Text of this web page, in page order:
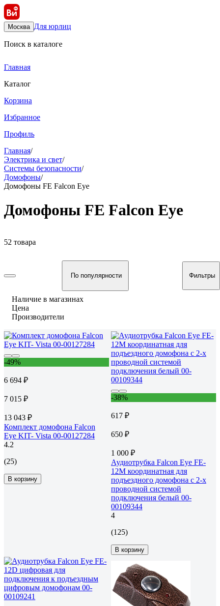
Москва Для юрлиц
Поиск в каталоге
Главная
Каталог
Корзина
Избранное
Профиль
Главная/
Электрика и свет/
Системы безопасности/
Домофоны/
Домофоны FE Falcon Eye
Домофоны FE Falcon Eye
52 товара
По популярности Фильтры
Наличие в магазинах
Цена
Производители
-49%
6 694 ₽
7 015 ₽
13 043 ₽
Комплект домофона Falcon
Eye KIT- Vista 00-00127284
4.2
(25)
В корзину
-38%
617 ₽
650 ₽
1 000 ₽
Аудиотрубка Falcon Eye FE-
12M координатная для
подъездного домофона с 2-х
проводной системой
подключения белый 00-
00109344
4
(125)
В корзину